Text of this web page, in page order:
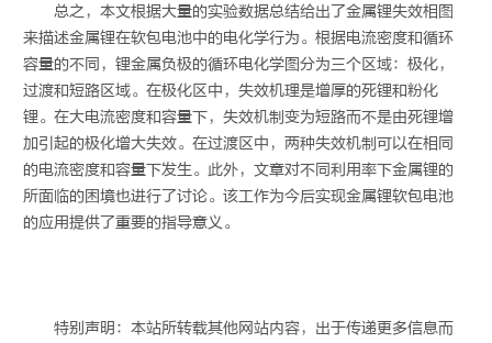
总之，本文根据大量的实验数据总结给出了金属锂失效相图
来描述金属锂在软包电池中的电化学行为。根据电流密度和循环
容量的不同，锂金属负极的循环电化学图分为三个区域：极化，
过渡和短路区域。在极化区中，失效机理是增厚的死锂和粉化
锂。在大电流密度和容量下，失效机制变为短路而不是由死锂增
加引起的极化增大失效。在过渡区中，两种失效机制可以在相同
的电流密度和容量下发生。此外，文章对不同利用率下金属锂的
所面临的困境也进行了讨论。该工作为今后实现金属锂软包电池
的应用提供了重要的指导意义。
特别声明：本站所转载其他网站内容，出于传递更多信息而